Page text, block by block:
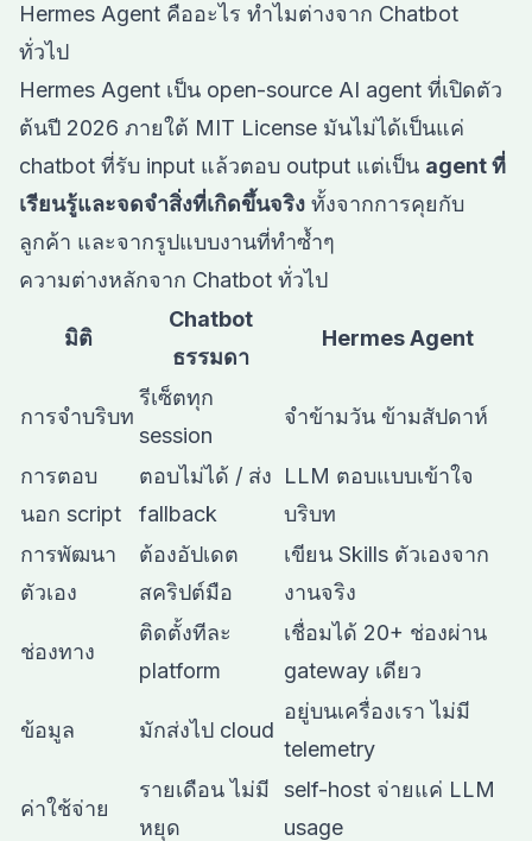
Hermes Agent คืออะไร ทำไมต่างจาก Chatbot
ทั่วไป
Hermes Agent เป็น open-source AI agent ที่เปิดตัว
ต้นปี 2026 ภายใต้ MIT License มันไม่ได้เป็นแค่
chatbot ที่รับ input แล้วตอบ output แต่เป็น agent ที่
เรียนรู้และจดจำสิ่งที่เกิดขึ้นจริง ทั้งจากการคุยกับ
ลูกค้า และจากรูปแบบงานที่ทำซ้ำๆ
ความต่างหลักจาก Chatbot ทั่วไป
มิติ
Chatbot
ธรรมดา
Hermes Agent
การจำบริบท
รีเซ็ตทุก
session
จำข้ามวัน ข้ามสัปดาห์
การตอบ
นอก script
ตอบไม่ได้ / ส่ง
fallback
LLM ตอบแบบเข้าใจ
บริบท
การพัฒนา
ตัวเอง
ต้องอัปเดต
สคริปต์มือ
เขียน Skills ตัวเองจาก
งานจริง
ช่องทาง
ติดตั้งทีละ
platform
เชื่อมได้ 20+ ช่องผ่าน
gateway เดียว
ข้อมูล มักส่งไป cloud
อยู่บนเครื่องเรา ไม่มี
telemetry
ค่าใช้จ่าย
รายเดือน ไม่มี
หยุด
self-host จ่ายแค่ LLM
usage